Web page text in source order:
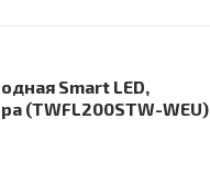
Smart LED,
(TWFL200STW-WEU)